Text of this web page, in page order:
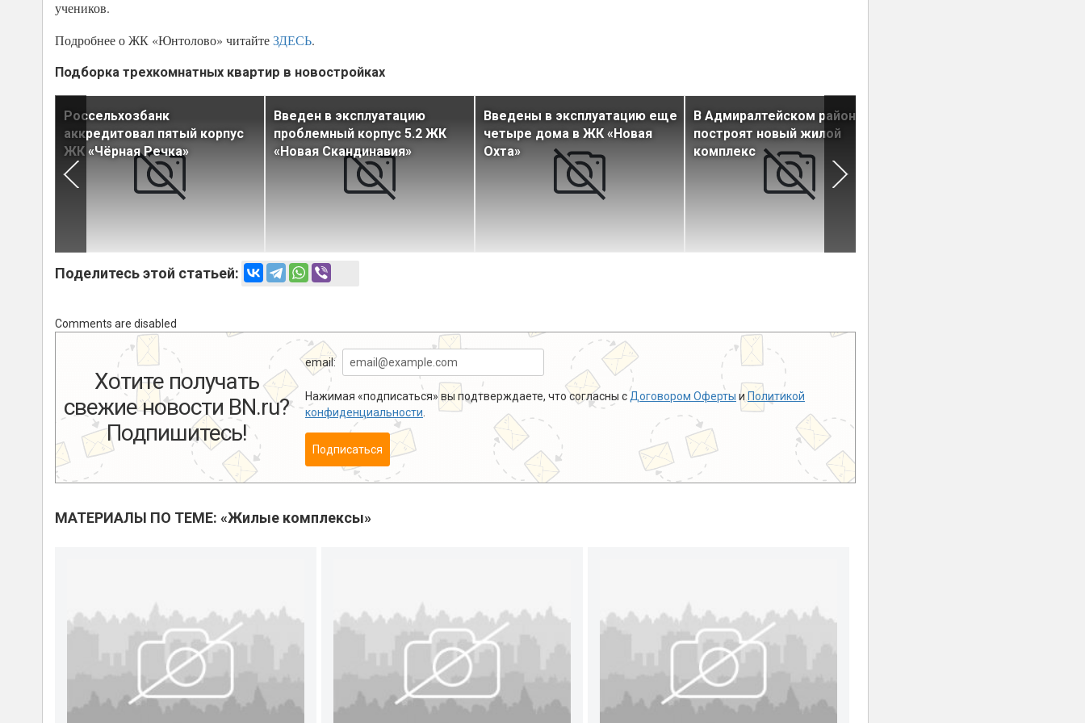
учеников.
Подробнее о ЖК «Юнтолово» читайтеЗДЕСЬ.
Подборка трехкомнатных квартир в новостройках
Россельхозбанк
аккредитовал пятый корпус
ЖК «Чёрная Речка»
Введен в эксплуатацию
проблемный корпус 5.2 ЖК
«Новая Скандинавия»
Введены в эксплуатацию еще
четыре дома в ЖК «Новая
Охта»
В Адмиралтейском районе
построят новый жилой
комплекс
Поделитесь этой статьей:
Comments are disabled
Хотите получать
свежие новости BN.ru?
Подпишитесь!
email:
Нажимая «подписаться» вы подтверждаете, что согласны с Договором Оферты и Политикой
конфиденциальности
Подписаться
МАТЕРИАЛЫ ПО ТЕМЕ: «Жилые комплексы»